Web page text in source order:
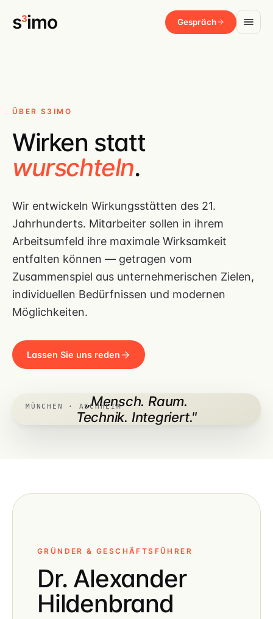
s3imo Gespräch
ÜBER S3IMO
Wirken statt
wurschteln.
Wir entwickeln Wirkungsstätten des 21.
Jahrhunderts. Mitarbeiter sollen in ihrem
Arbeitsumfeld ihre maximale Wirksamkeit
entfalten können — getragen vom
Zusammenspiel aus unternehmerischen Zielen,
individuellen Bedürfnissen und modernen
Möglichkeiten.
Lassen Sie uns reden
„Mensch. Raum.
Technik. Integriert."
MÜNCHEN · ASCHHEIM
GRÜNDER & GESCHÄFTSFÜHRER
Dr. Alexander
Hildenbrand